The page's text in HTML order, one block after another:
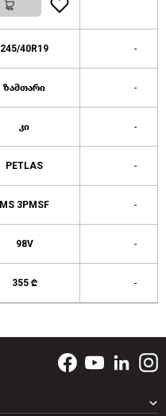
245/40R19 -
ზამთარი -
კი -
PETLAS -
MS 3PMSF -
98V -
355 ₾ -